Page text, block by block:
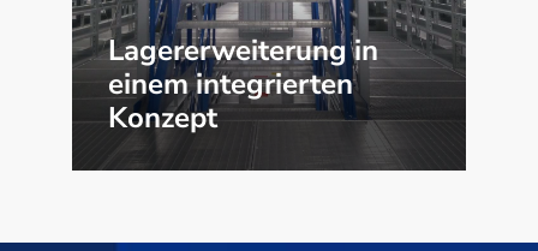
Lagererweiterung in
einem integrierten
Konzept